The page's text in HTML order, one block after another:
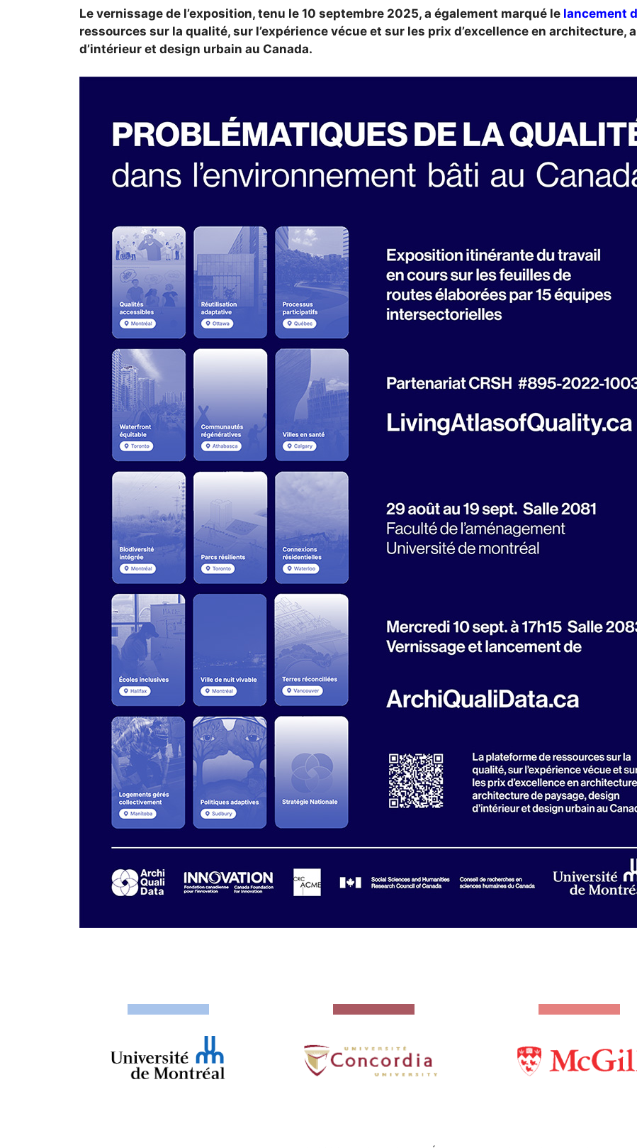
Le vernissage de l’exposition, tenu le 10 septembre 2025, a également marqué le lancement
ressources sur la qualité, sur l’expérience vécue et sur les prix d’excellence en architecture,
d’intérieur et design urbain au Canada.